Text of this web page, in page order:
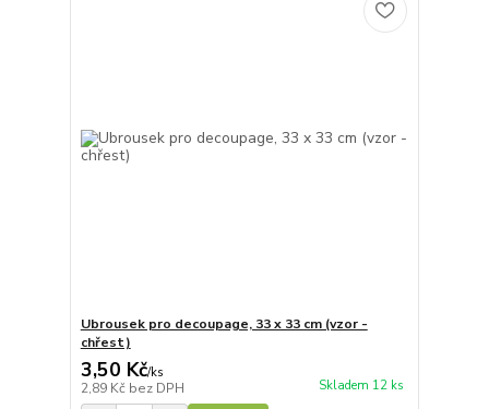
Ubrousek pro decoupage, 33 x 33 cm (vzor -
chřest)
3,50 Kč/ks
2,89 Kč bez DPH Skladem 12 ks